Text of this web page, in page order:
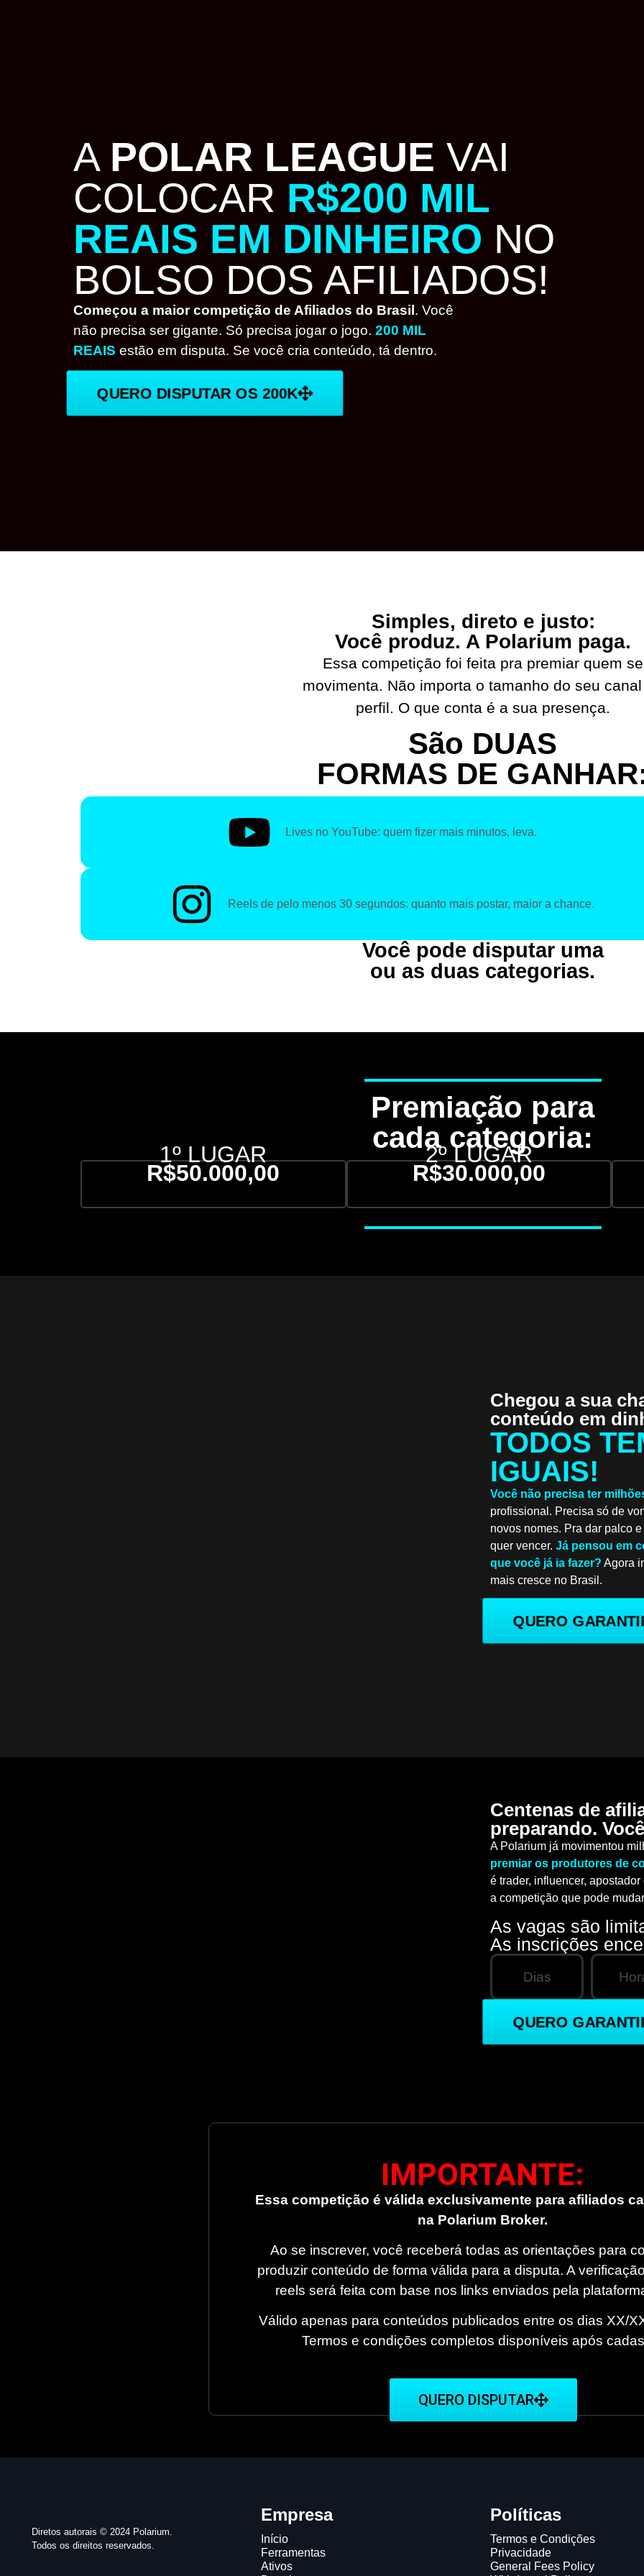
A POLAR LEAGUE VAI
COLOCAR R$200 MIL
REAIS EM DINHEIRO NO
BOLSO DOS AFILIADOS!
Começou a maior competição de Afiliados do Brasil . Você
não precisa ser gigante. Só precisa jogar o jogo. 200 MIL
REAIS estão em disputa. Se você cria conteúdo, tá dentro.
QUERO DISPUTAR OS 200K
Simples, direto e justo:
Você produz. A Polarium paga.
Essa competição foi feita pra premiar quem se
movimenta. Não importa o tamanho do seu
perfil. O que conta é a sua presença.
São DUAS
FORMAS DE
Lives no YouTube: quem fizer mais minutos, leva.
Reels de pelo menos 30 segundos: quanto mais postar, maior a chance.
Você pode disputar uma
ou as duas categorias.
Premiação para
cada categoria:
1º LUGAR
R$50.000,00
2º LUGAR
R$30.000,00
Chegou a sua
conteúdo em
TODOS
IGUAIS!
Você não precisa ter
profissional. Precisa só de
novos nomes. Pra dar palco
quer vencer. Já pensou em
que você já ia fazer? Agora
mais cresce no Brasil.
QUERO
Centenas de
preparando.
A Polarium já movimentou
premiar os produtores de
é trader, influencer,
a competição que pode
As vagas são
As inscrições
Dias
QUERO
IMPORTANTE:
Essa competição é válida exclusivamente para afiliados
na Polarium Broker.
Ao se inscrever, você receberá todas as orientações para
produzir conteúdo de forma válida para a disputa. A
reels será feita com base nos links enviados pela
Válido apenas para conteúdos publicados entre os dias XX/
Termos e condições completos disponíveis após
QUERO DISPUTAR
Diretos autorais © 2024 Polarium.
Todos os direitos reservados.
Empresa
Início
Ferramentas
Ativos
Políticas
Termos e Condições
Privacidade
General Fees Policy